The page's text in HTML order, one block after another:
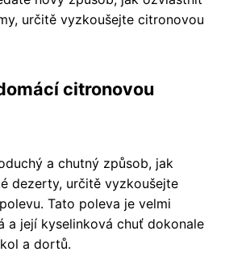
určitě vyzkoušejte citronovou
citronovou
a chutný způsob, jak
dezerty, určitě vyzkoušejte
Tato poleva je velmi
a její kyselinková chuť dokonale
a dortů.